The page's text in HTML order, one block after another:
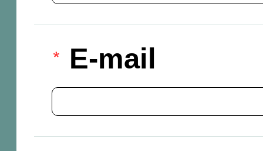
E-mail